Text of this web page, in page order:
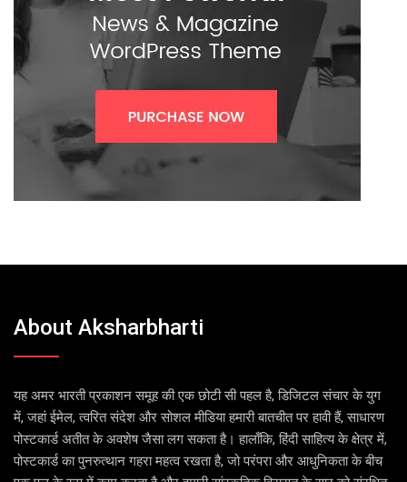
About Aksharbharti
यह अमर भारती प्रकाशन समूह की एक छोटी सी पहल है, डिजिटल संचार के युग
में, जहां ईमेल, त्वरित संदेश और सोशल मीडिया हमारी बातचीत पर हावी हैं, साधारण
पोस्टकार्ड अतीत के अवशेष जैसा लग सकता है। हालाँकि, हिंदी साहित्य के क्षेत्र में,
पोस्टकार्ड का पुनरुत्थान गहरा महत्व रखता है, जो परंपरा और आधुनिकता के बीच